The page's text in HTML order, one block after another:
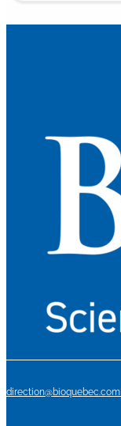
direction@bioquebec.com